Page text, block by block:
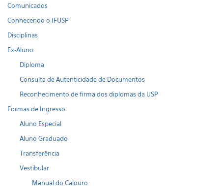
Comunicados
Conhecendo o IFUSP
Disciplinas
Ex-Aluno
Diploma
Consulta de Autenticidade de Documentos
Reconhecimento de firma dos diplomas da USP
Formas de Ingresso
Aluno Especial
Aluno Graduado
Transferência
Vestibular
Manual do Calouro